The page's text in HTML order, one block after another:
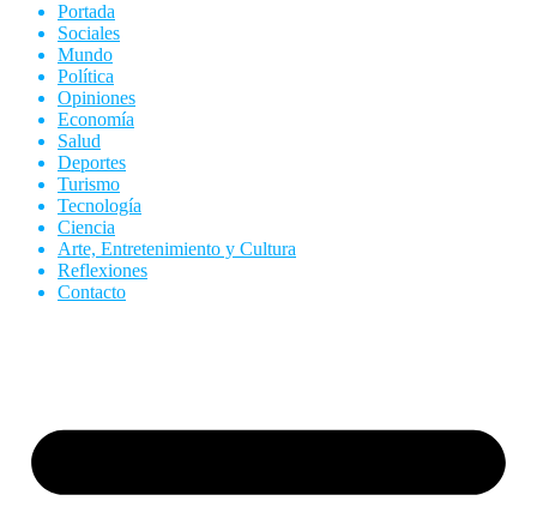
Portada
Sociales
Mundo
Política
Opiniones
Economía
Salud
Deportes
Turismo
Tecnología
Ciencia
Arte, Entretenimiento y Cultura
Reflexiones
Contacto